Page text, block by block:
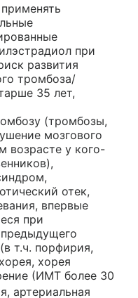
при
развития
тромбоза/
35 лет,
(тромбозы,
мозгового
возрасте у кого-
отек,
впервые
при
т.ч. порфирия,
хорея
(ИМТ более 30
артериальная